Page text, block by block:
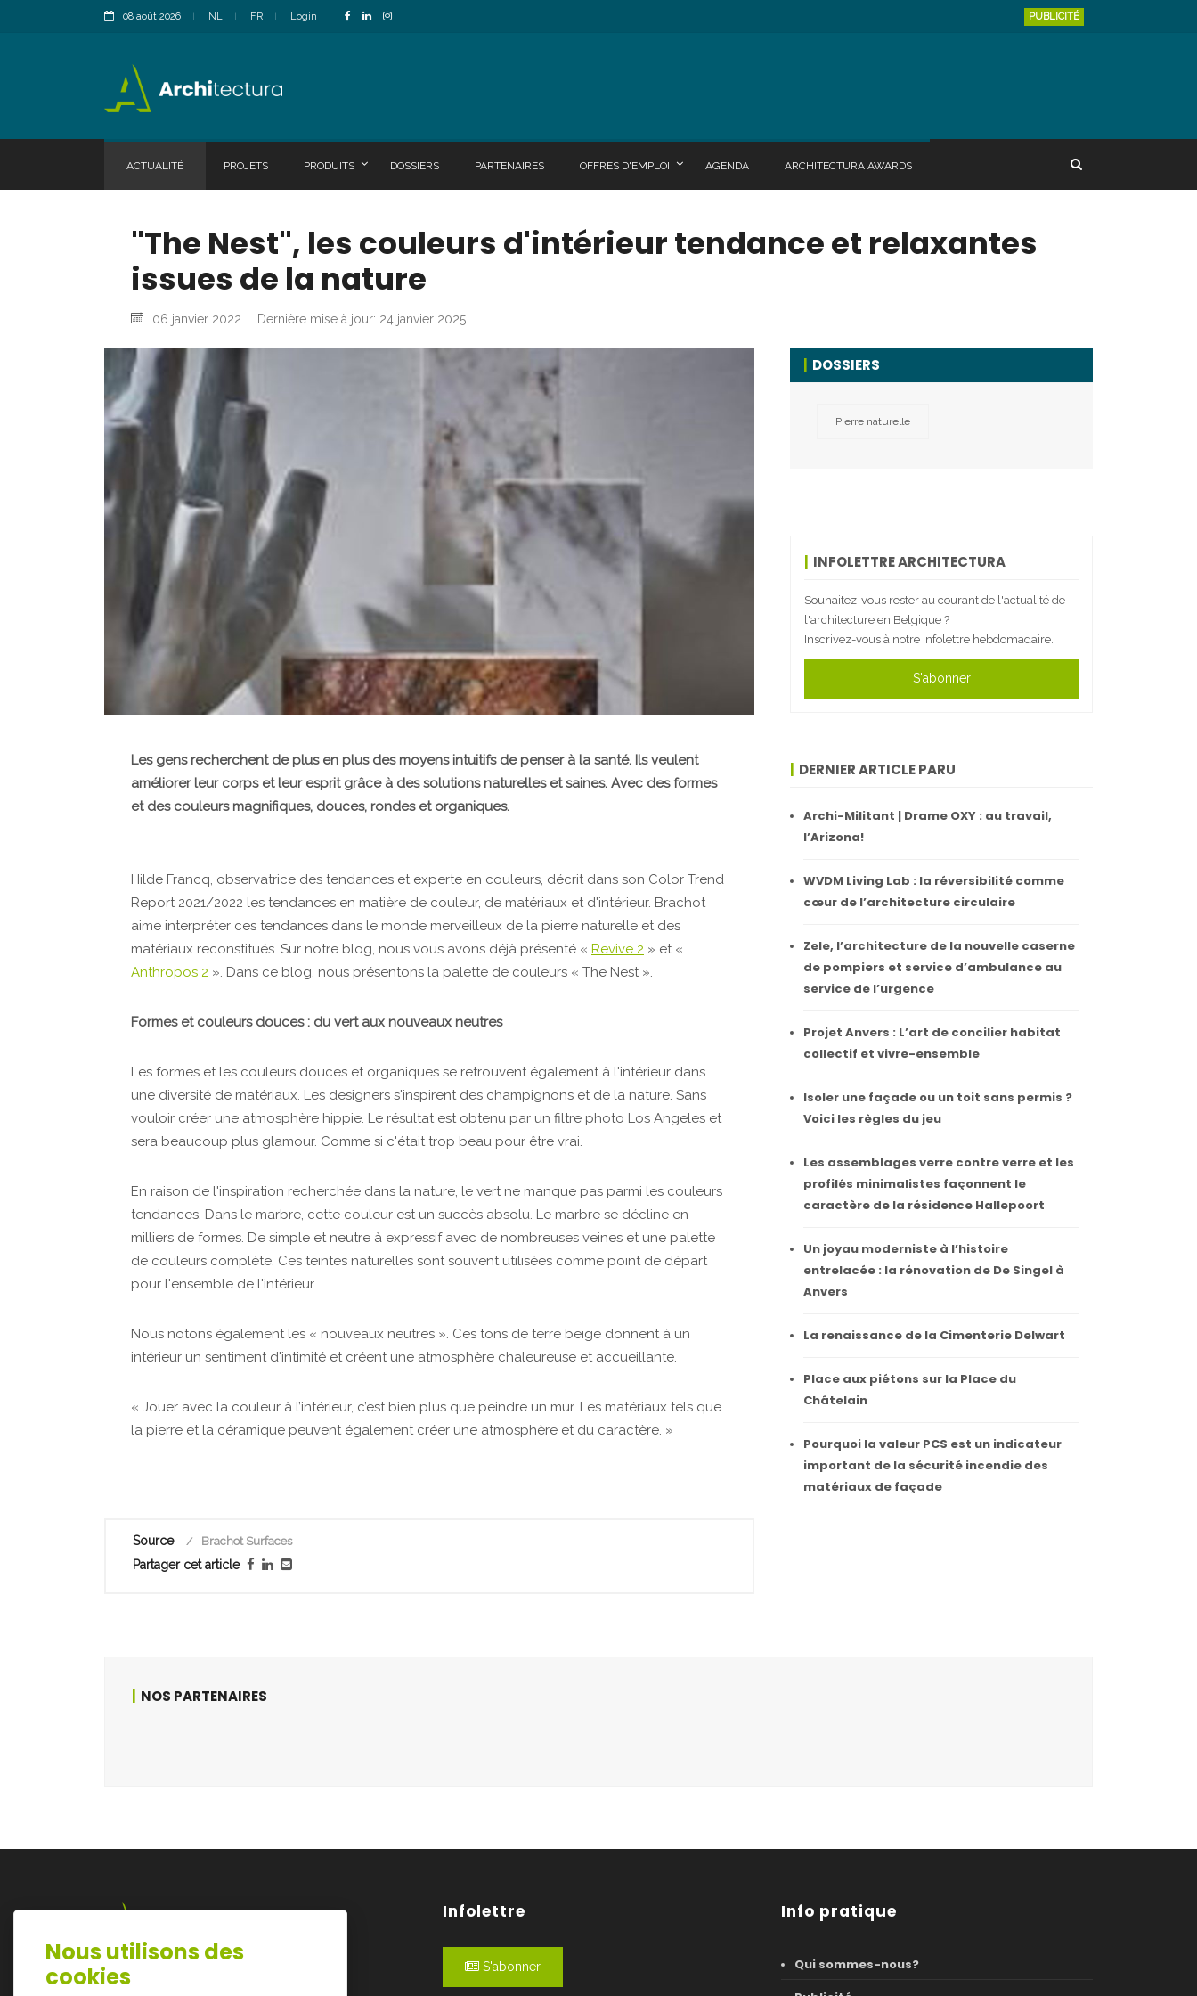
08 août 2026 NL FR Login PUBLICITÉ
ACTUALITÉ PROJETS PRODUITS DOSSIERS PARTENAIRES OFFRES D'EMPLOI AGENDA ARCHITECTURA AWARDS
"The Nest", les couleurs d'intérieur tendance et relaxantes
issues de la nature
06 janvier 2022 Dernière mise à jour: 24 janvier 2025
Les gens recherchent de plus en plus des moyens intuitifs de penser à la santé. Ils veulent
améliorer leur corps et leur esprit grâce à des solutions naturelles et saines. Avec des formes
et des couleurs magnifiques, douces, rondes et organiques.
Hilde Francq, observatrice des tendances et experte en couleurs, décrit dans son Color Trend
Report 2021/2022 les tendances en matière de couleur, de matériaux et d'intérieur. Brachot
aime interpréter ces tendances dans le monde merveilleux de la pierre naturelle et des
matériaux reconstitués. Sur notre blog, nous vous avons déjà présenté « Revive 2 » et «
Anthropos 2 ». Dans ce blog, nous présentons la palette de couleurs « The Nest ».
Formes et couleurs douces : du vert aux nouveaux neutres
Les formes et les couleurs douces et organiques se retrouvent également à l'intérieur dans
une diversité de matériaux. Les designers s'inspirent des champignons et de la nature. Sans
vouloir créer une atmosphère hippie. Le résultat est obtenu par un filtre photo Los Angeles et
sera beaucoup plus glamour. Comme si c'était trop beau pour être vrai.
En raison de l'inspiration recherchée dans la nature, le vert ne manque pas parmi les couleurs
tendances. Dans le marbre, cette couleur est un succès absolu. Le marbre se décline en
milliers de formes. De simple et neutre à expressif avec de nombreuses veines et une palette
de couleurs complète. Ces teintes naturelles sont souvent utilisées comme point de départ
pour l'ensemble de l'intérieur.
Nous notons également les « nouveaux neutres ». Ces tons de terre beige donnent à un
intérieur un sentiment d'intimité et créent une atmosphère chaleureuse et accueillante.
« Jouer avec la couleur à l’intérieur, c’est bien plus que peindre un mur. Les matériaux tels que
la pierre et la céramique peuvent également créer une atmosphère et du caractère. »
Source Brachot Surfaces
Partager cet article
DOSSIERS
Pierre naturelle
INFOLETTRE ARCHITECTURA
Souhaitez-vous rester au courant de l'actualité de
l'architecture en Belgique ?
Inscrivez-vous à notre infolettre hebdomadaire.
S'abonner
DERNIER ARTICLE PARU
Archi-Militant | Drame OXY : au travail,
l’Arizona!
WVDM Living Lab : la réversibilité comme
cœur de l’architecture circulaire
Zele, l’architecture de la nouvelle caserne
de pompiers et service d’ambulance au
service de l’urgence
Projet Anvers : L’art de concilier habitat
collectif et vivre-ensemble
Isoler une façade ou un toit sans permis ?
Voici les règles du jeu
Les assemblages verre contre verre et les
profilés minimalistes façonnent le
caractère de la résidence Hallepoort
Un joyau moderniste à l’histoire
entrelacée : la rénovation de De Singel à
Anvers
La renaissance de la Cimenterie Delwart
Place aux piétons sur la Place du
Châtelain
Pourquoi la valeur PCS est un indicateur
important de la sécurité incendie des
matériaux de façade
NOS PARTENAIRES
Lazarijstraat 168
3500 Hasselt
Infolettre
S'abonner
Info pratique
Qui sommes-nous?
Nous utilisons des
cookies